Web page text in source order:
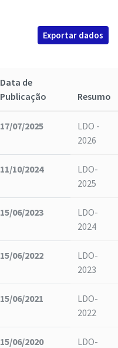
Exportar dados
Data de
Publicação
Resumo
17/07/2025
LDO -
2026
11/10/2024
LDO-
2025
15/06/2023
LDO-
2024
15/06/2022
LDO-
2023
15/06/2021
LDO-
2022
15/06/2020
LDO-